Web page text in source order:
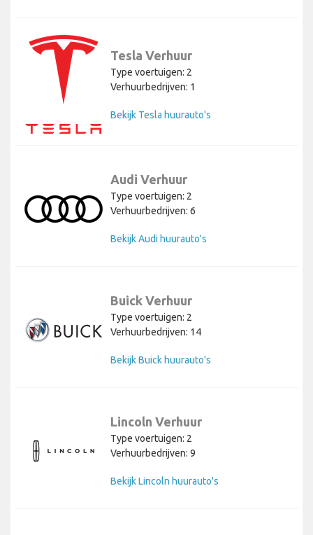
Tesla Verhuur
Type voertuigen: 2
Verhuurbedrijven: 1
Bekijk Tesla huurauto's
Audi Verhuur
Type voertuigen: 2
Verhuurbedrijven: 6
Bekijk Audi huurauto's
Buick Verhuur
Type voertuigen: 2
Verhuurbedrijven: 14
Bekijk Buick huurauto's
Lincoln Verhuur
Type voertuigen: 2
Verhuurbedrijven: 9
Bekijk Lincoln huurauto's